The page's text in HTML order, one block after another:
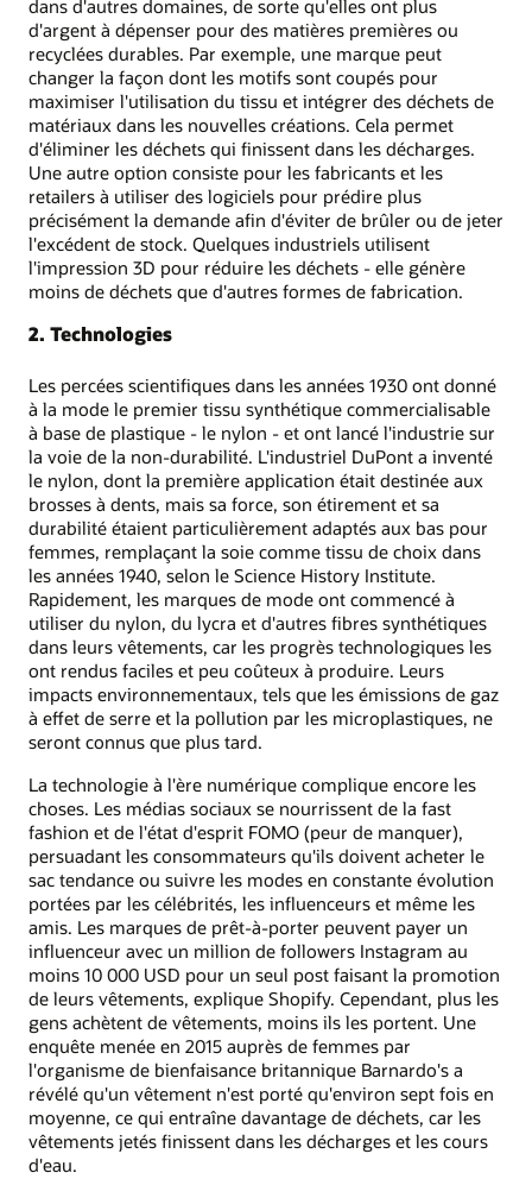
dans d'autres domaines, de sorte qu'elles ont plus
d'argent à dépenser pour des matières premières ou
recyclées durables. Par exemple, une marque peut
changer la façon dont les motifs sont coupés pour
maximiser l'utilisation du tissu et intégrer des déchets de
matériaux dans les nouvelles créations. Cela permet
d'éliminer les déchets qui finissent dans les décharges.
Une autre option consiste pour les fabricants et les
retailers à utiliser des logiciels pour prédire plus
précisément la demande afin d'éviter de brûler ou de jeter
l'excédent de stock. Quelques industriels utilisent
l'impression 3D pour réduire les déchets - elle génère
moins de déchets que d'autres formes de fabrication.
2. Technologies
Les percées scientifiques dans les années 1930 ont donné
à la mode le premier tissu synthétique commercialisable
à base de plastique - le nylon - et ont lancé l'industrie sur
la voie de la non-durabilité. L'industriel DuPont a inventé
le nylon, dont la première application était destinée aux
brosses à dents, mais sa force, son étirement et sa
durabilité étaient particulièrement adaptés aux bas pour
femmes, remplaçant la soie comme tissu de choix dans
les années 1940, selon le Science History Institute.
Rapidement, les marques de mode ont commencé à
utiliser du nylon, du lycra et d'autres fibres synthétiques
dans leurs vêtements, car les progrès technologiques les
ont rendus faciles et peu coûteux à produire. Leurs
impacts environnementaux, tels que les émissions de gaz
à effet de serre et la pollution par les microplastiques, ne
seront connus que plus tard.
La technologie à l'ère numérique complique encore les
choses. Les médias sociaux se nourrissent de la fast
fashion et de l'état d'esprit FOMO (peur de manquer),
persuadant les consommateurs qu'ils doivent acheter le
sac tendance ou suivre les modes en constante évolution
portées par les célébrités, les influenceurs et même les
amis. Les marques de prêt-à-porter peuvent payer un
influenceur avec un million de followers Instagram au
moins 10 000 USD pour un seul post faisant la promotion
de leurs vêtements, explique Shopify. Cependant, plus les
gens achètent de vêtements, moins ils les portent. Une
enquête menée en 2015 auprès de femmes par
l'organisme de bienfaisance britannique Barnardo's a
révélé qu'un vêtement n'est porté qu'environ sept fois en
moyenne, ce qui entraîne davantage de déchets, car les
vêtements jetés finissent dans les décharges et les cours
d'eau.